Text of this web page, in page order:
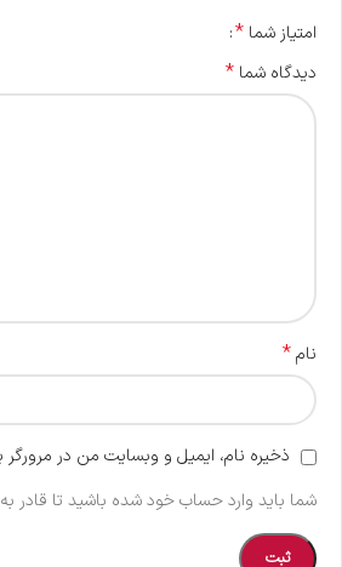
امتیاز شما *
دیدگاه شما *
نام*
ذخیره نام، ایمیل و وبسایت من در
شما باید وارد حساب خود شده باشید تا قادر